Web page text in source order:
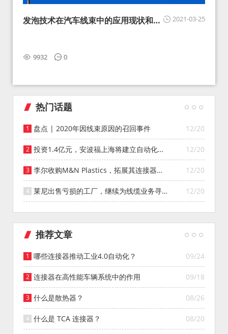
2021-03-25
发泡技术在汽车线束中的应用现状和展
9932 0
热门话题
12/20
盘点 | 2020年因线束原因的召回事件
12/20
投资1.4亿元，安波福上海将建立自动化智
能仓库
12/20
李尔收购M&N Plastics，拓展其连接器系
统业务
12/20
莱尼出售亏损的工厂，继续为线缆业务寻找
投资者
推荐文章
09/24
哪些连接器推动工业4.0自动化？
09/18
连接器在高性能车辆系统中的作用
08/26
什么是散热器？
08/20
什么是 TCA 连接器？